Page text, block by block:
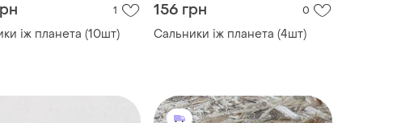
1
іж планета (10шт)
156 грн 0
Сальники іж планета (4шт)